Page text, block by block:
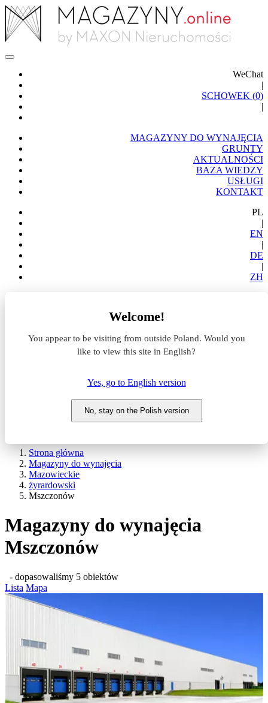
WeChat
|
SCHOWEK (0)
|
MAGAZYNY DO WYNAJĘCIA
GRUNTY
AKTUALNOŚCI
BAZA WIEDZY
USŁUGI
KONTAKT
PL
|
EN
|
DE
|
ZH
Welcome!
You appear to be visiting from outside Poland. Would you
like to view this site in English?
Yes, go to English version
No, stay on the Polish version
Lokalizacja
Strona główna
Magazyny do wynajęcia
Mazowieckie
żyrardowski
Mszczonów
Magazyny do wynajęcia
Mszczonów
- dopasowaliśmy 5 obiektów
Lista Mapa